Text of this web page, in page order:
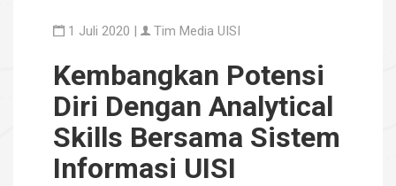
1 Juli 2020 | Tim Media UISI
Kembangkan Potensi
Diri Dengan Analytical
Skills Bersama Sistem
Informasi UISI